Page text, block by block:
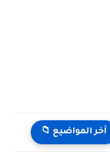
📁 آخر المواضيع